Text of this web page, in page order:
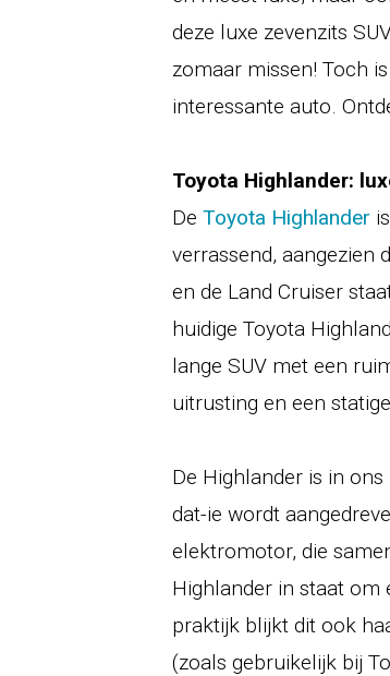
deze luxe zevenzits
zomaar missen! Toch
interessante auto.
Toyota Highlander:
De Toyota Highlander
verrassend, aangezien
en de Land Cruiser
huidige Toyota
lange SUV met een
uitrusting en een
De Highlander is in
dat-ie wordt
elektromotor, die
Highlander in staat om
praktijk blijkt dit ook
(zoals gebruikelijk bij